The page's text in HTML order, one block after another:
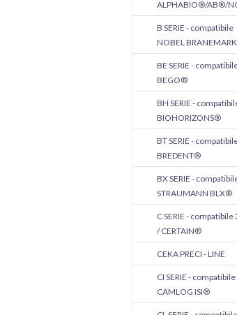
ALPHABIO®/AB®/
B SERIE - compatibile
NOBEL
BE SERIE -
BEGO®
BH SERIE -
BIOHORIZONS®
BT SERIE -
BREDENT®
BX SERIE -
STRAUMANN BLX®
C SERIE -
/ CERTAIN®
CEKA PRECI - LINE
CI SERIE - compatibile
CAMLOG ISI®